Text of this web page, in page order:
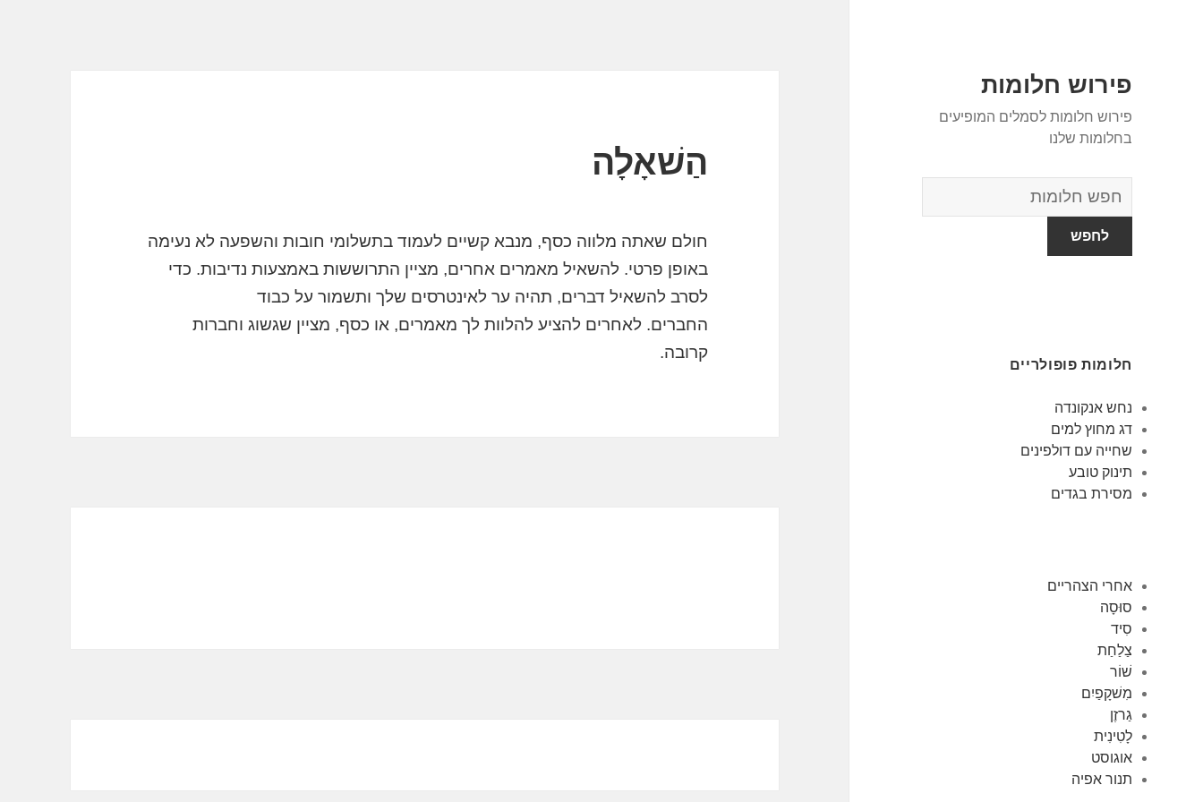
פירוש חלומות
פירוש חלומות לסמלים המופיעים
בחלומות שלנו
מילון
החלומות
חלומות פופולריים
נחש אנקונדה
דג מחוץ למים
שחייה עם דולפינים
תינוק טובע
מסירת בגדים
אחרי הצהריים
סוּסָה
סִיד
צַלַחַת
שׁוֹר
מִשׁקָפַיִם
גַרזֶן
לָטִינִית
אוגוסט
תנור אפיה
הַשׁאָלָה
חולם שאתה מלווה כסף, מנבא קשיים לעמוד בתשלומי חובות והשפעה לא נעימה
באופן פרטי. להשאיל מאמרים אחרים, מציין התרוששות באמצעות נדיבות. כדי
לסרב להשאיל דברים, תהיה ער לאינטרסים שלך ותשמור על כבוד
החברים. לאחרים להציע להלוות לך מאמרים, או כסף, מציין שגשוג וחברות
קרובה.